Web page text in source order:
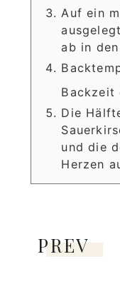
Auf ein
ab in
Backzeit
Die
und die
Herzen
PREV